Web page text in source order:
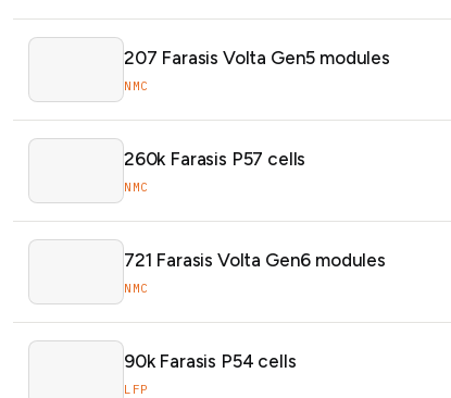
207 Farasis Volta Gen5 modules
NMC
260k Farasis P57 cells
NMC
721 Farasis Volta Gen6 modules
NMC
90k Farasis P54 cells
LFP